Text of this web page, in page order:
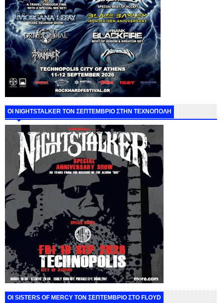
ΟΙ NIGHTSTALKER ΤΟΝ ΣΕΠΤΕΜΒΡΙΟ ΣΤΗΝ ΤΕΧΝΟΠΟΛΗ
ΟΙ SISTERS OF MERCY ΤΟΝ ΣΕΠΤΕΜΒΡΙΟ ΣΤΟ FLOYD